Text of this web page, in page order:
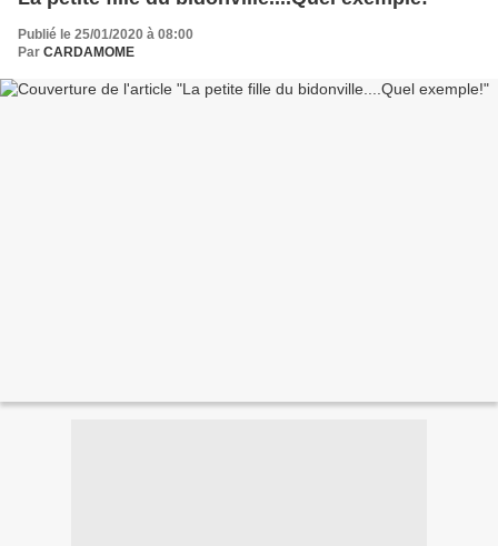
Publié le 25/01/2020 à 08:00
Par CARDAMOME